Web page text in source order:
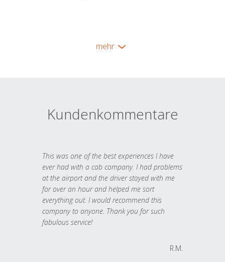
mehr
Kundenkommentare
This was one of the best experiences I have
ever had with a cab company. I had problems
at the airport and the driver stayed with me
for over an hour and helped me sort
everything out. I would recommend this
company to anyone. Thank you for such
fabulous service!
R.M.